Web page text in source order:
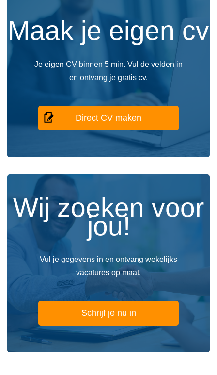
Maak je eigen cv
Je eigen CV binnen 5 min. Vul de velden in
en ontvang je gratis cv.
Direct CV maken
Wij zoeken voor
jou!
Vul je gegevens in en ontvang wekelijks
vacatures op maat.
Schrijf je nu in